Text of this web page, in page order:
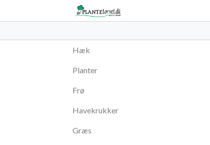
Hæk
Planter
Frø
Havekrukker
Græs